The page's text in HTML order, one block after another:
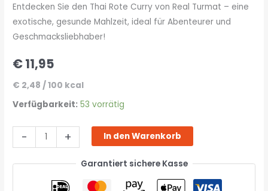
Entdecken Sie den Thai Rote Curry von Real Turmat – eine
exotische, gesunde Mahlzeit, ideal für Abenteurer und
Geschmacksliebhaber!
€11,95
€ 2,48 /100 kcal
Verfügbarkeit: 53 vorrätig
- + In den Warenkorb
Garantiert sichere Kasse